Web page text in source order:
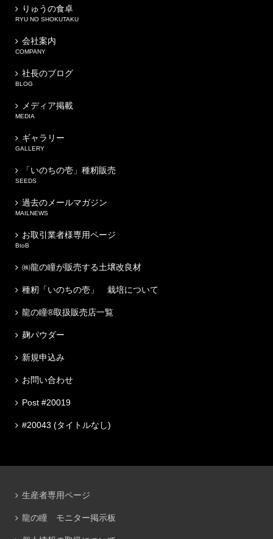
りゅうの食卓
RYU NO SHOKUTAKU
会社案内
COMPANY
社長のブログ
BLOG
メディア掲載
MEDIA
ギャラリー
GALLERY
「いのちの壱」種籾販売
SEEDS
過去のメールマガジン
MAILNEWS
お取引業者様専用ページ
BtoB
㈱龍の瞳が販売する土壌改良材
種籾「いのちの壱」 栽培について
龍の瞳®取扱販売店一覧
麹パウダー
新規申込み
お問い合わせ
Post #20019
#20043 (タイトルなし)
生産者専用ページ
龍の瞳 モニター掲示板